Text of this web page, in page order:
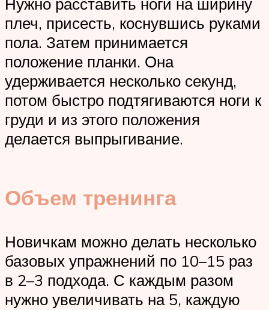
плеч, присесть, коснувшись руками
пола. Затем принимается
положение планки. Она
удерживается несколько секунд,
потом быстро подтягиваются ноги к
груди и из этого положения
делается выпрыгивание.
Объем тренинга
Новичкам можно делать несколько
базовых упражнений по 10–15 раз
в 2–3 подхода. С каждым разом
нужно увеличивать на 5, каждую